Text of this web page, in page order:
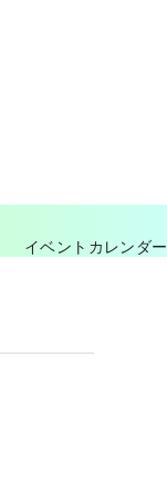
イベントカレンダー